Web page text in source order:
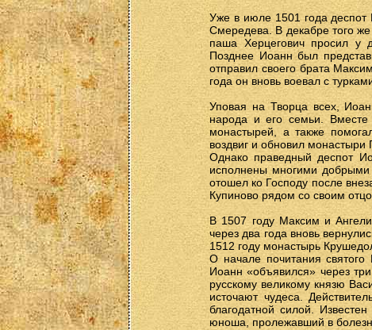
Уже в июле 1501 года
Смередева. В декабре того
паша Херцегович просил у
Позднее Иоанн был
отправил своего брата
года он вновь воевал с
Уповая на Творца всех,
народа и его семьи.
монастырей, а также
воздвиг и обновил
Однако праведный деспот
исполнены многими
отошел ко Господу после
Купиново рядом со своим
В 1507 году Максим и
через два года вновь
1512 году монастырь
О начале почитания
Иоанн «объявился» через
русскому великому князю
источают чудеса.
благодатной силой.
юноша, пролежавший в